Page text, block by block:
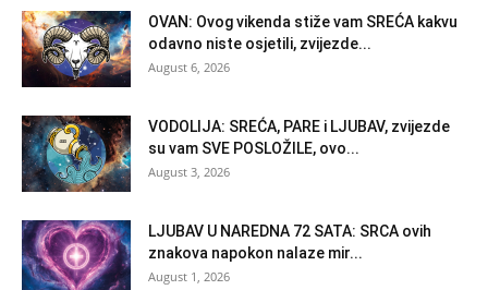
OVAN: Ovog vikenda stiže vam SREĆA kakvu
odavno niste osjetili, zvijezde...
August 6, 2026
VODOLIJA: SREĆA, PARE i LJUBAV, zvijezde
su vam SVE POSLOŽILE, ovo...
August 3, 2026
LJUBAV U NAREDNA 72 SATA: SRCA ovih
znakova napokon nalaze mir...
August 1, 2026